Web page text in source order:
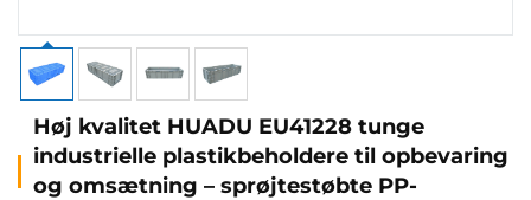
Høj kvalitet HUADU EU41228 tunge
industrielle plastikbeholdere til opbevaring
og omsætning – sprøjtestøbte PP-